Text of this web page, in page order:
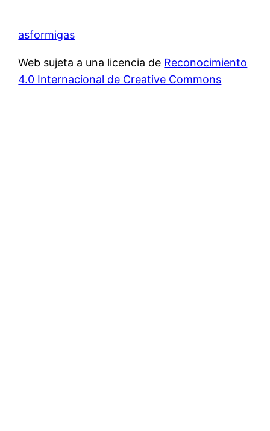
asformigas
Web sujeta a una licencia de Reconocimiento
4.0 Internacional de Creative Commons